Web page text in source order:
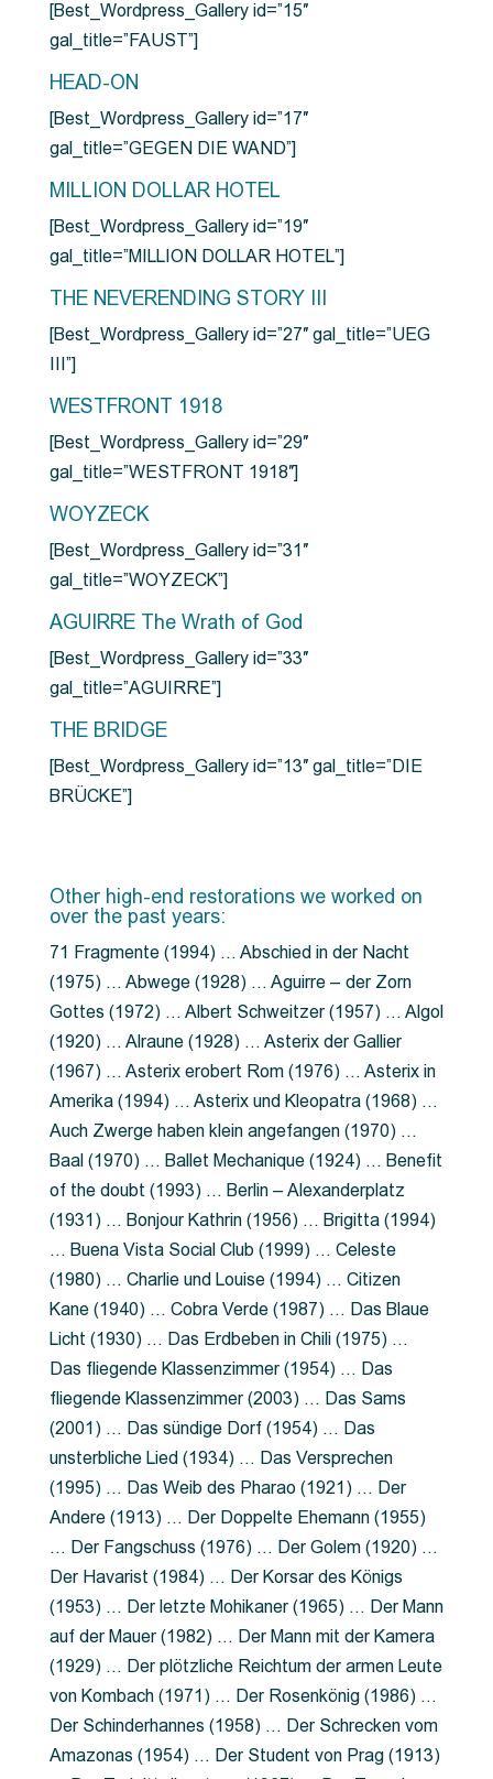
[Best_Wordpress_Gallery id=”15″
gal_title=”FAUST”]
HEAD-ON
[Best_Wordpress_Gallery id=”17″
gal_title=”GEGEN DIE WAND”]
MILLION DOLLAR HOTEL
[Best_Wordpress_Gallery id=”19″
gal_title=”MILLION DOLLAR HOTEL”]
THE NEVERENDING STORY III
[Best_Wordpress_Gallery id=”27″ gal_title=”UEG
III”]
WESTFRONT 1918
[Best_Wordpress_Gallery id=”29″
gal_title=”WESTFRONT 1918″]
WOYZECK
[Best_Wordpress_Gallery id=”31″
gal_title=”WOYZECK”]
AGUIRRE The Wrath of God
[Best_Wordpress_Gallery id=”33″
gal_title=”AGUIRRE”]
THE BRIDGE
[Best_Wordpress_Gallery id=”13″ gal_title=”DIE
BRÜCKE”]
Other high-end restorations we worked on
over the past years:
71 Fragmente (1994) … Abschied in der Nacht
(1975) … Abwege (1928) … Aguirre – der Zorn
Gottes (1972) … Albert Schweitzer (1957) … Algol
(1920) … Alraune (1928) … Asterix der Gallier
(1967) … Asterix erobert Rom (1976) … Asterix in
Amerika (1994) … Asterix und Kleopatra (1968) …
Auch Zwerge haben klein angefangen (1970) …
Baal (1970) … Ballet Mechanique (1924) … Benefit
of the doubt (1993) … Berlin – Alexanderplatz
(1931) … Bonjour Kathrin (1956) … Brigitta (1994)
… Buena Vista Social Club (1999) … Celeste
(1980) … Charlie und Louise (1994) … Citizen
Kane (1940) … Cobra Verde (1987) … Das Blaue
Licht (1930) … Das Erdbeben in Chili (1975) …
Das fliegende Klassenzimmer (1954) … Das
fliegende Klassenzimmer (2003) … Das Sams
(2001) … Das sündige Dorf (1954) … Das
unsterbliche Lied (1934) … Das Versprechen
(1995) … Das Weib des Pharao (1921) … Der
Andere (1913) … Der Doppelte Ehemann (1955)
… Der Fangschuss (1976) … Der Golem (1920) …
Der Havarist (1984) … Der Korsar des Königs
(1953) … Der letzte Mohikaner (1965) … Der Mann
auf der Mauer (1982) … Der Mann mit der Kamera
(1929) … Der plötzliche Reichtum der armen Leute
von Kombach (1971) … Der Rosenkönig (1986) …
Der Schinderhannes (1958) … Der Schrecken vom
Amazonas (1954) … Der Student von Prag (1913)